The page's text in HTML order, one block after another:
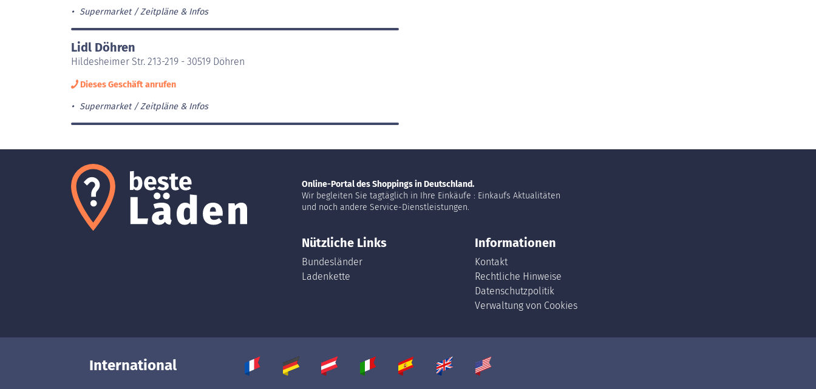
Supermarket Zeitpläne & Infos
Lidl Döhren
Hildesheimer Str. 213-219 - 30519 Döhren
Dieses Geschäft anrufen
Supermarket Zeitpläne & Infos
Online-Portal des Shoppings in Deutschland.
Wir begleiten Sie tagtäglich in Ihre Einkäufe : Einkaufs Aktualitäten
und noch andere Service-Dienstleistungen.
Nützliche Links
Bundesländer
Ladenkette
Informationen
Kontakt
Rechtliche Hinweise
Datenschutzpolitik
Verwaltung von Cookies
International